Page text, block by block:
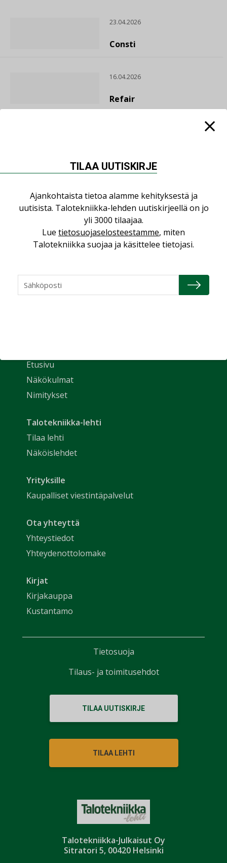
23.04.2026
Consti
16.04.2026
Refair
Talotekniikka-Julkaisut Oy
Sitratori 5, 00420 Helsinki
Etusivu
Näkökulmat
Nimitykset
Talotekniikka-lehti
Tilaa lehti
Näköislehdet
Yrityksille
Kaupalliset viestintäpalvelut
Ota yhteyttä
Yhteystiedot
Yhteydenottolomake
Kirjat
Kirjakauppa
Kustantamo
TILAA UUTISKIRJE
TILAA LEHTI
Tietosuoja
Tilaus- ja toimitusehdot
TILAA UUTISKIRJE
Ajankohtaista tietoa alamme kehityksestä ja
uutisista. Talotekniikka-lehden uutiskirjeellä on jo
yli 3000 tilaajaa.
Lue tietosuojaselosteestamme, miten
Talotekniikka suojaa ja käsittelee tietojasi.